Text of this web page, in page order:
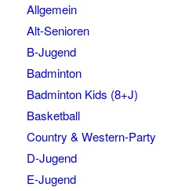
Allgemein
Alt-Senioren
B-Jugend
Badminton
Badminton Kids (8+J)
Basketball
Country & Western-Party
D-Jugend
E-Jugend